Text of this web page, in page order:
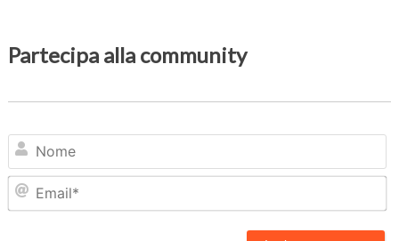
Partecipa alla community